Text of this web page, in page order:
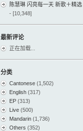
陈慧琳 闪亮每一天 新歌＋精选
- [10,348]
最新评论
正在加载...
分类
Cantonese (1,502)
English (317)
EP (313)
Live (500)
Mandarin (1,736)
Others (352)